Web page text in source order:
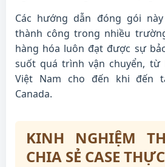
Các hướng dẫn đóng gói
thành công trong nhiều
hàng hóa luôn đạt được sự
suốt quá trình vận chuyển,
Việt Nam cho đến khi đến
Canada.
KINH NGHIỆM
CHIA SẺ CASE